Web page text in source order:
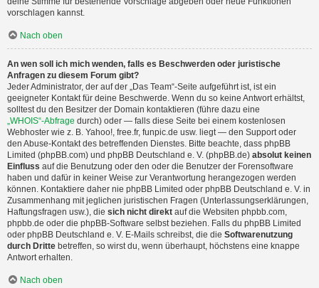
vorschlagen kannst.
Nach oben
An wen soll ich mich wenden, falls es Beschwerden oder juristische
Anfragen zu diesem Forum gibt?
Jeder Administrator, der auf der „Das Team“-Seite aufgeführt ist, ist ein
geeigneter Kontakt für deine Beschwerde. Wenn du so keine Antwort erhältst,
solltest du den Besitzer der Domain kontaktieren (führe dazu eine
„WHOIS“-Abfrage durch) oder — falls diese Seite bei einem kostenlosen
Webhoster wie z. B. Yahoo!, free.fr, funpic.de usw. liegt — den Support oder
den Abuse-Kontakt des betreffenden Dienstes. Bitte beachte, dass phpBB
Limited (phpBB.com) und phpBB Deutschland e. V. (phpBB.de) absolut keinen
Einfluss auf die Benutzung oder den oder die Benutzer der Forensoftware
haben und dafür in keiner Weise zur Verantwortung herangezogen werden
können. Kontaktiere daher nie phpBB Limited oder phpBB Deutschland e. V. in
Zusammenhang mit jeglichen juristischen Fragen (Unterlassungserklärungen,
Haftungsfragen usw.), die sich nicht direkt auf die Websiten phpbb.com,
phpbb.de oder die phpBB-Software selbst beziehen. Falls du phpBB Limited
oder phpBB Deutschland e. V. E-Mails schreibst, die die Softwarenutzung
durch Dritte betreffen, so wirst du, wenn überhaupt, höchstens eine knappe
Antwort erhalten.
Nach oben